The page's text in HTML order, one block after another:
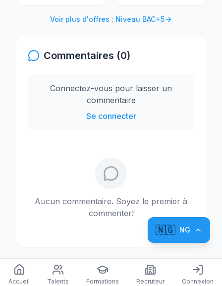
Voir plus d'offres : Niveau BAC+5
Commentaires (0)
Connectez-vous pour laisser un
commentaire
Se connecter
Aucun commentaire. Soyez le premier à
commenter!
Accueil Talents Formations Recruteur Connexion
🇳🇬 NG